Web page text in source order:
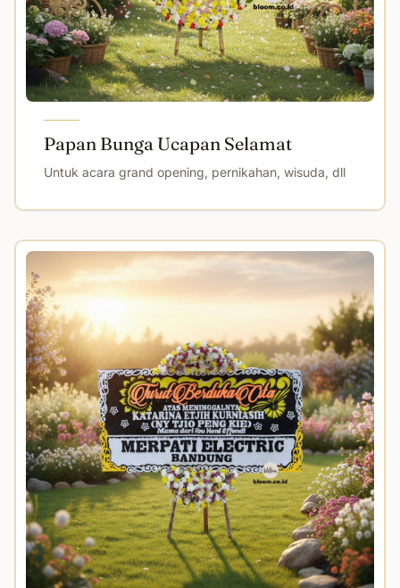
Papan Bunga Ucapan Selamat
Untuk acara grand opening, pernikahan, wisuda, dll